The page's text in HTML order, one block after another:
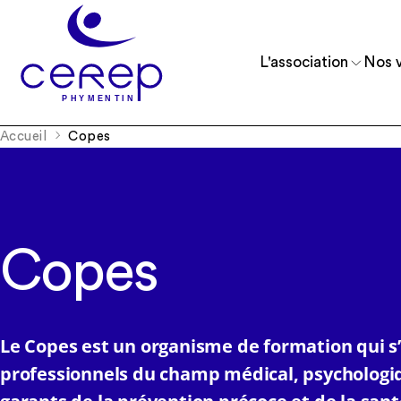
L'association Nos
Accueil Copes
Copes
Le Copes est un organisme de formation qui
professionnels du champ médical,